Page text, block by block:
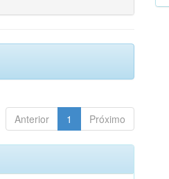
Anterior 1 Próximo